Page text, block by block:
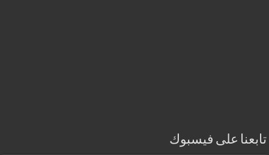
تابعنا على فيسبوك